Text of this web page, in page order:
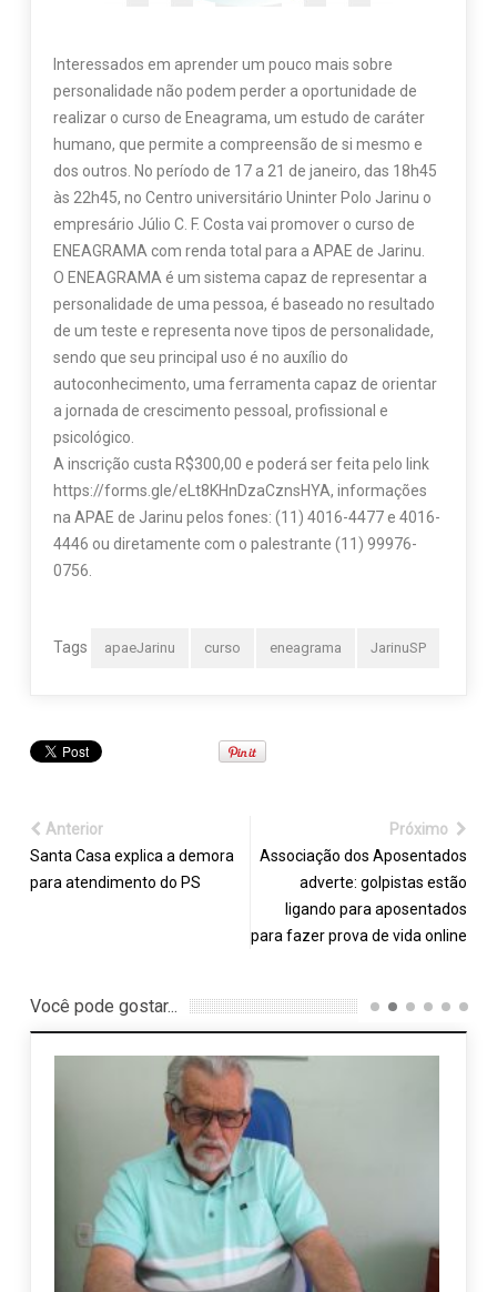
Interessados em aprender um pouco mais sobre
personalidade não podem perder a oportunidade de
realizar o curso de Eneagrama, um estudo de caráter
humano, que permite a compreensão de si mesmo e
dos outros. No período de 17 a 21 de janeiro, das 18h45
às 22h45, no Centro universitário Uninter Polo Jarinu o
empresário Júlio C. F. Costa vai promover o curso de
ENEAGRAMA com renda total para a APAE de Jarinu.
O ENEAGRAMA é um sistema capaz de representar a
personalidade de uma pessoa, é baseado no resultado
de um teste e representa nove tipos de personalidade,
sendo que seu principal uso é no auxílio do
autoconhecimento, uma ferramenta capaz de orientar
a jornada de crescimento pessoal, profissional e
psicológico.
A inscrição custa R$300,00 e poderá ser feita pelo link
https://forms.gle/eLt8KHnDzaCznsHYA, informações
na APAE de Jarinu pelos fones: (11) 4016-4477 e 4016-
4446 ou diretamente com o palestrante (11) 99976-
0756.
Tags apaeJarinu curso eneagrama JarinuSP
Anterior
Santa Casa explica a demora
para atendimento do PS
Próximo
Associação dos Aposentados
adverte: golpistas estão
ligando para aposentados
para fazer prova de vida online
Você pode gostar...